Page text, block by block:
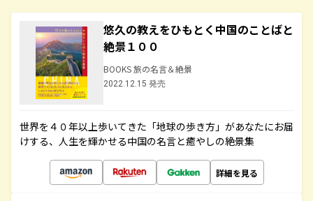
悠久の教えをひもとく中国のことばと
絶景１００
BOOKS 旅の名言＆絶景
2022.12.15 発売
世界を４０年以上歩いてきた「地球の歩き方」があなたにお届
けする、人生を輝かせる中国の名言と癒やしの絶景集
詳細を見る